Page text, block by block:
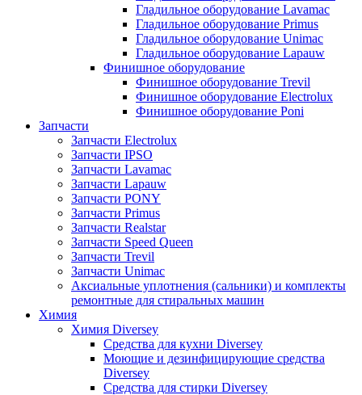
Гладильное оборудование Lavamac
Гладильное оборудование Primus
Гладильное оборудование Unimac
Гладильное оборудование Lapauw
Финишное оборудование
Финишное оборудование Trevil
Финишное оборудование Electrolux
Финишное оборудование Poni
Запчасти
Запчасти Electrolux
Запчасти IPSO
Запчасти Lavamac
Запчасти Lapauw
Запчасти PONY
Запчасти Primus
Запчасти Realstar
Запчасти Speed Queen
Запчасти Trevil
Запчасти Unimac
Аксиальные уплотнения (сальники) и комплекты
ремонтные для стиральных машин
Химия
Химия Diversey
Средства для кухни Diversey
Моющие и дезинфицирующие средства
Diversey
Средства для стирки Diversey